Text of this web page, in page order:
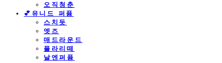
오직청춘
💕유니드 퍼퓸
스치듯
엣즈
매드라운드
플라리떼
날엔퍼퓸